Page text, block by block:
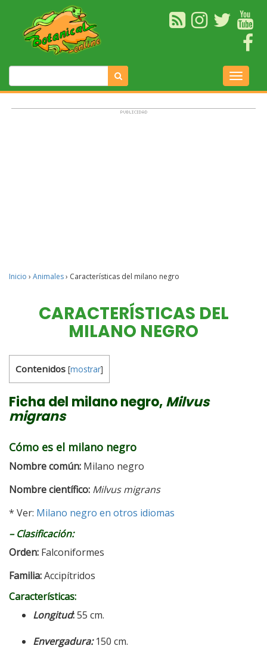
Inicio › Animales› Características del milano negro
CARACTERÍSTICAS DEL
MILANO NEGRO
Contenidos [mostrar]
Ficha del milano negro,Milvus
migrans
Cómo es el milano negro
Nombrecomún: Milano negro
Nombre científico: Milvus migrans
* Ver: Milano negro en otros idiomas
– Clasificación:
Orden: Falconiformes
Familia:Accipítridos
Características:
Longitud:55 cm.
Envergadura:150 cm.